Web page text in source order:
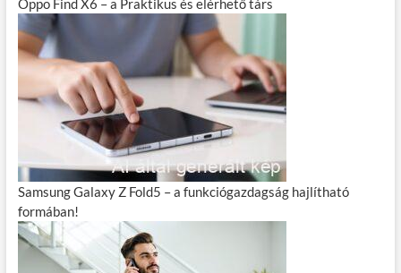
Oppo Find X6 – a Praktikus és elérhető társ
Samsung Galaxy Z Fold5 – a funkciógazdagság hajlítható
formában!